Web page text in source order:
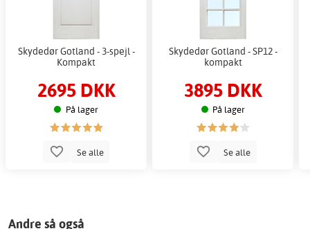
Skydedør Gotland - 3-spejl -
Kompakt
2695 DKK
På lager
Se alle
Skydedør Gotland - SP12 -
kompakt
3895 DKK
På lager
Se alle
Andre så også